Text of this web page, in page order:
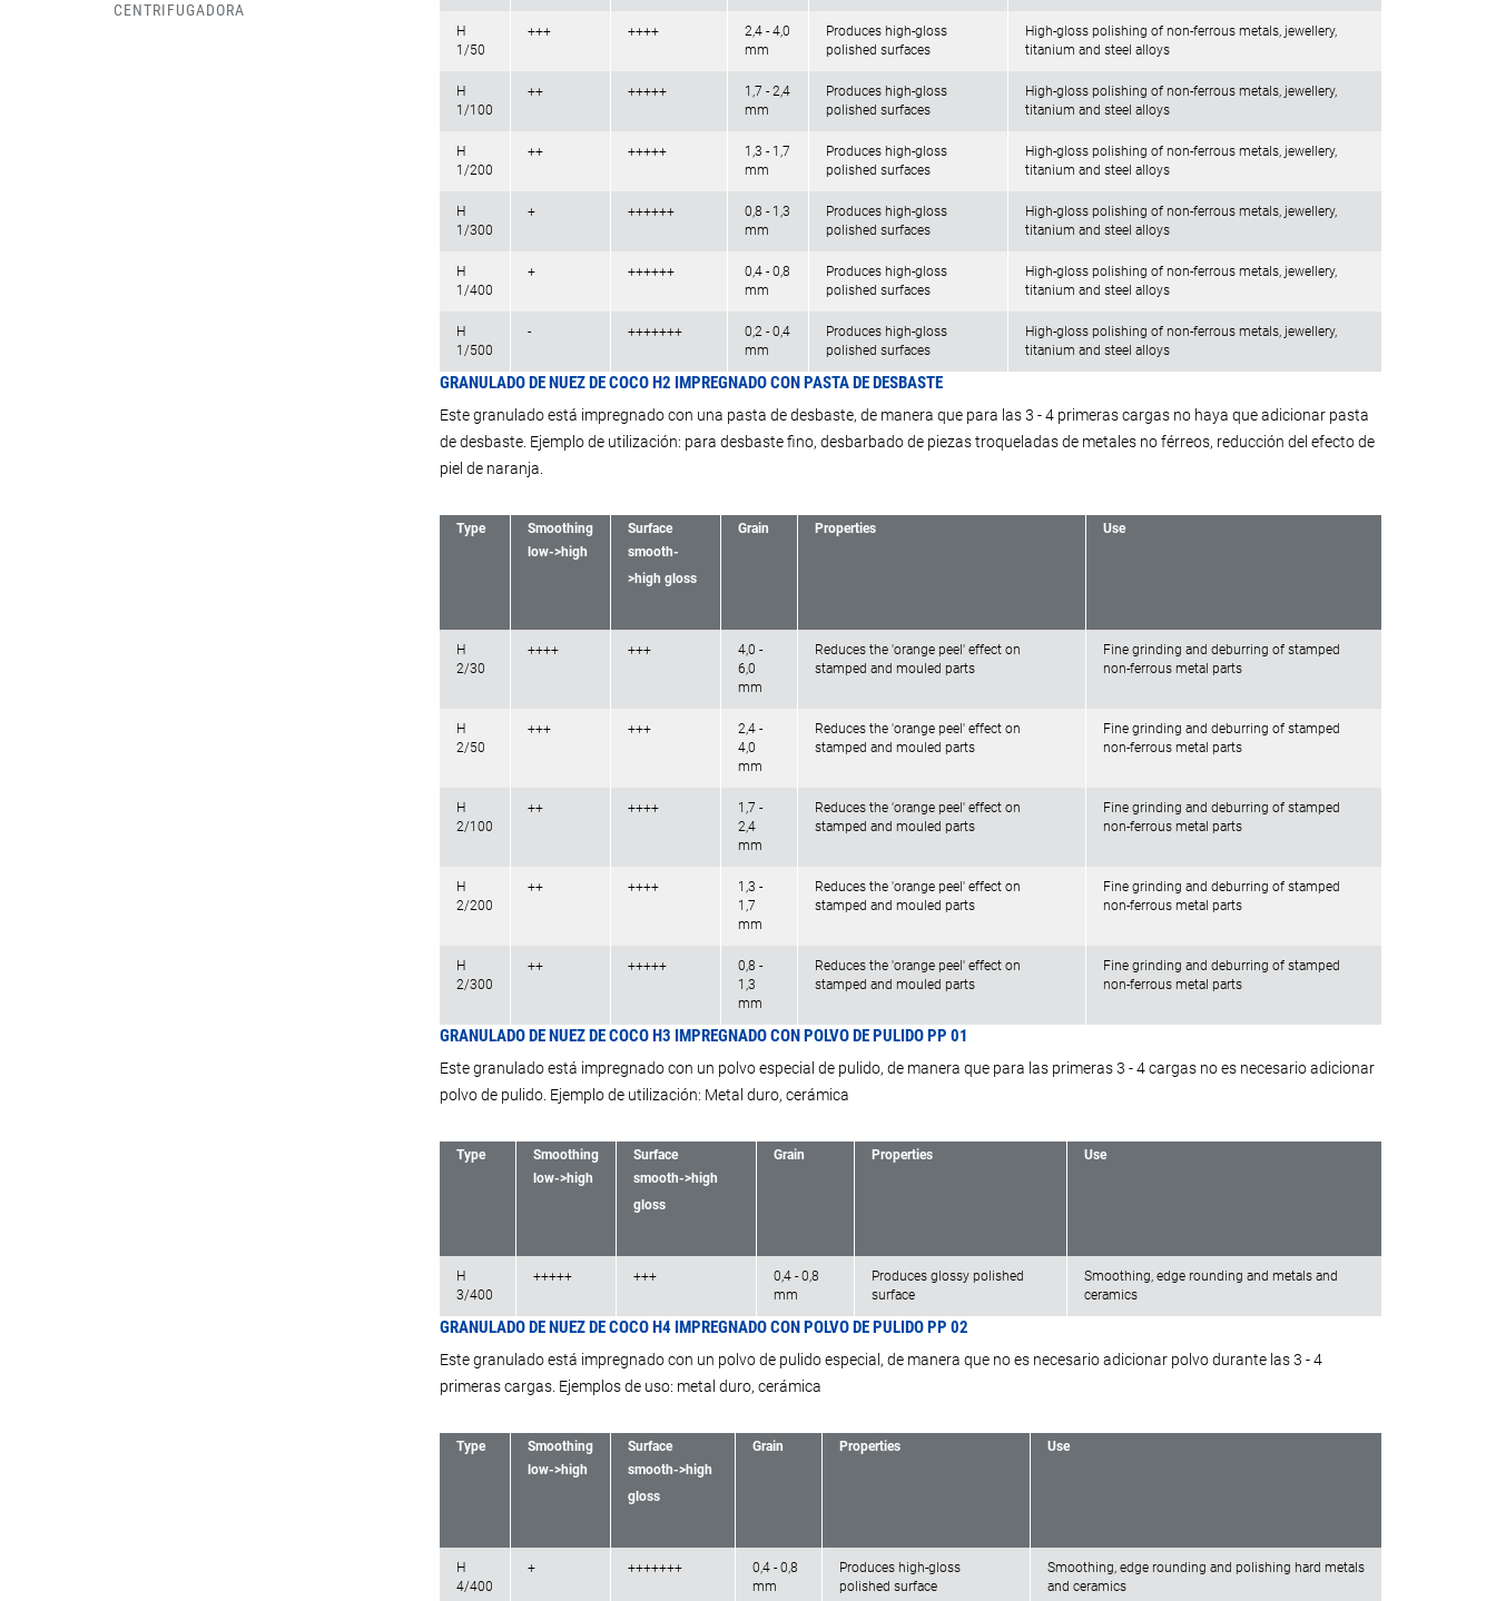
CENTRIFUGADORA
H
1/50
+++ ++++
2,4 - 4,0
mm
Produces high-gloss
polished surfaces
High-gloss polishing of non-ferrous metals, jewellery,
titanium and steel alloys
H
1/100
++ +++++
1,7 - 2,4
mm
Produces high-gloss
polished surfaces
High-gloss polishing of non-ferrous metals, jewellery,
titanium and steel alloys
H
1/200
++ +++++
1,3 - 1,7
mm
Produces high-gloss
polished surfaces
High-gloss polishing of non-ferrous metals, jewellery,
titanium and steel alloys
H
1/300
+ ++++++
0,8 - 1,3
mm
Produces high-gloss
polished surfaces
High-gloss polishing of non-ferrous metals, jewellery,
titanium and steel alloys
H
1/400
+ ++++++
0,4 - 0,8
mm
Produces high-gloss
polished surfaces
High-gloss polishing of non-ferrous metals, jewellery,
titanium and steel alloys
H
1/500
- +++++++
0,2 - 0,4
mm
Produces high-gloss
polished surfaces
High-gloss polishing of non-ferrous metals, jewellery,
titanium and steel alloys
GRANULADO DE NUEZ DE COCO H2 IMPREGNADO CON PASTA DE DESBASTE
Este granulado está impregnado con una pasta de desbaste, de manera que para las 3 - 4 primeras cargas no haya que adicionar pasta
de desbaste. Ejemplo de utilización: para desbaste fino, desbarbado de piezas troqueladas de metales no férreos, reducción del efecto de
piel de naranja.
Type
Smoothing
low->high
Surface
smooth-
>high gloss
Grain Properties Use
H
2/30
++++ +++
4,0 -
6,0
mm
Reduces the 'orange peel' effect on
stamped and mouled parts
Fine grinding and deburring of stamped
non-ferrous metal parts
H
2/50
+++ +++
2,4 -
4,0
mm
Reduces the 'orange peel' effect on
stamped and mouled parts
Fine grinding and deburring of stamped
non-ferrous metal parts
H
2/100
++ ++++
1,7 -
2,4
mm
Reduces the 'orange peel' effect on
stamped and mouled parts
Fine grinding and deburring of stamped
non-ferrous metal parts
H
2/200
++ ++++
1,3 -
1,7
mm
Reduces the 'orange peel' effect on
stamped and mouled parts
Fine grinding and deburring of stamped
non-ferrous metal parts
H
2/300
++ +++++
0,8 -
1,3
mm
Reduces the 'orange peel' effect on
stamped and mouled parts
Fine grinding and deburring of stamped
non-ferrous metal parts
GRANULADO DE NUEZ DE COCO H3 IMPREGNADO CON POLVO DE PULIDO PP 01
Este granulado está impregnado con un polvo especial de pulido, de manera que para las primeras 3 - 4 cargas no es necesario adicionar
polvo de pulido. Ejemplo de utilización: Metal duro, cerámica
Type
Smoothing
low->high
Surface
smooth->high
gloss
Grain Properties Use
H
3/400
+++++ +++
0,4 - 0,8
mm
Produces glossy polished
surface
Smoothing, edge rounding and metals and
ceramics
GRANULADO DE NUEZ DE COCO H4 IMPREGNADO CON POLVO DE PULIDO PP 02
Este granulado está impregnado con un polvo de pulido especial, de manera que no es necesario adicionar polvo durante las 3 - 4
primeras cargas. Ejemplos de uso: metal duro, cerámica
Type
Smoothing
low->high
Surface
smooth->high
gloss
Grain Properties Use
H
4/400
+ +++++++
0,4 - 0,8
mm
Produces high-gloss
polished surface
Smoothing, edge rounding and polishing hard metals
and ceramics